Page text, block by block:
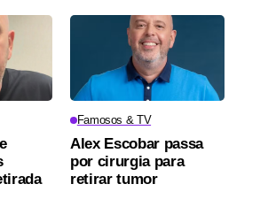
Famosos & TV
Alex Escobar passa
por cirurgia para
retirar tumor